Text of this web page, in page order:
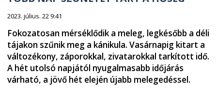
2023. július. 22 9:41
Fokozatosan mérséklődik a meleg, legkésőbb a déli
tájakon szűnik meg a kánikula. Vasárnapig kitart a
változékony, záporokkal, zivatarokkal tarkított idő.
A hét utolsó napjától nyugalmasabb időjárás
várható, a jövő hét elején újabb melegedéssel.